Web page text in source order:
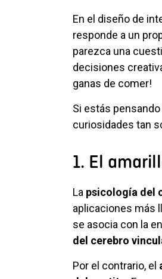
En el diseño de
responde a un
parezca una
decisiones
ganas de comer!
Si estás
curiosidades tan
1. El
La psicología del
aplicaciones más
se asocia con la
del cerebro
Por el contrario, el